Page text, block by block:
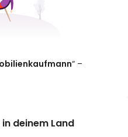
“ –
deinem Land